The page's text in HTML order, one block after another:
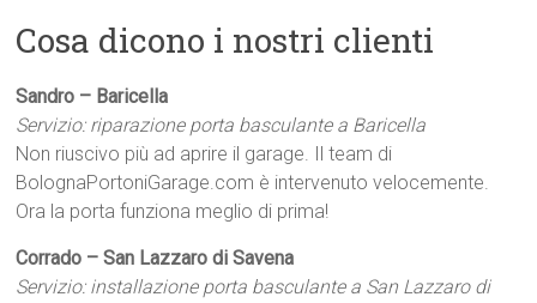
Cosa dicono i nostri clienti
Sandro – Baricella
Servizio: riparazione porta basculante a Baricella
Non riuscivo più ad aprire il garage. Il team di
BolognaPortoniGarage.com è intervenuto velocemente.
Ora la porta funziona meglio di prima!
Corrado – San Lazzaro di Savena
Servizio: installazione porta basculante a San Lazzaro di